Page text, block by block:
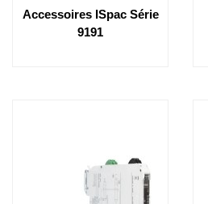
Accessoires ISpac Série
9191